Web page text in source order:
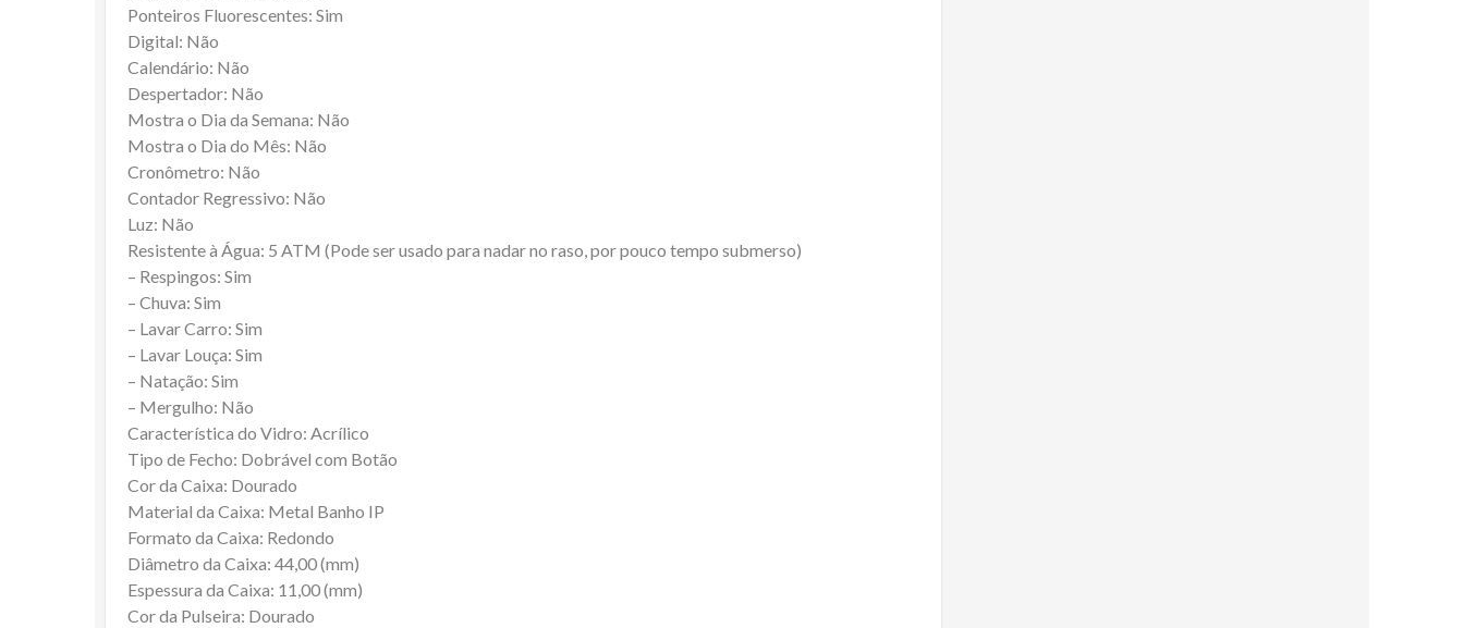
Ponteiros Fluorescentes: Sim
Digital: Não
Calendário: Não
Despertador: Não
Mostra o Dia da Semana: Não
Mostra o Dia do Mês: Não
Cronômetro: Não
Contador Regressivo: Não
Luz: Não
Resistente à Água: 5 ATM (Pode ser usado para nadar no raso, por pouco tempo submerso)
– Respingos: Sim
– Chuva: Sim
– Lavar Carro: Sim
– Lavar Louça: Sim
– Natação: Sim
– Mergulho: Não
Característica do Vidro: Acrílico
Tipo de Fecho: Dobrável com Botão
Cor da Caixa: Dourado
Material da Caixa: Metal Banho IP
Formato da Caixa: Redondo
Diâmetro da Caixa: 44,00 (mm)
Espessura da Caixa: 11,00 (mm)
Cor da Pulseira: Dourado